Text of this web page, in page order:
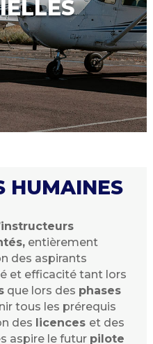
HUMAINES
entièrement
des aspirants
et efficacité tant lors
que lors des phases
tous les prérequis
des licences et des
aspire le futur pilote